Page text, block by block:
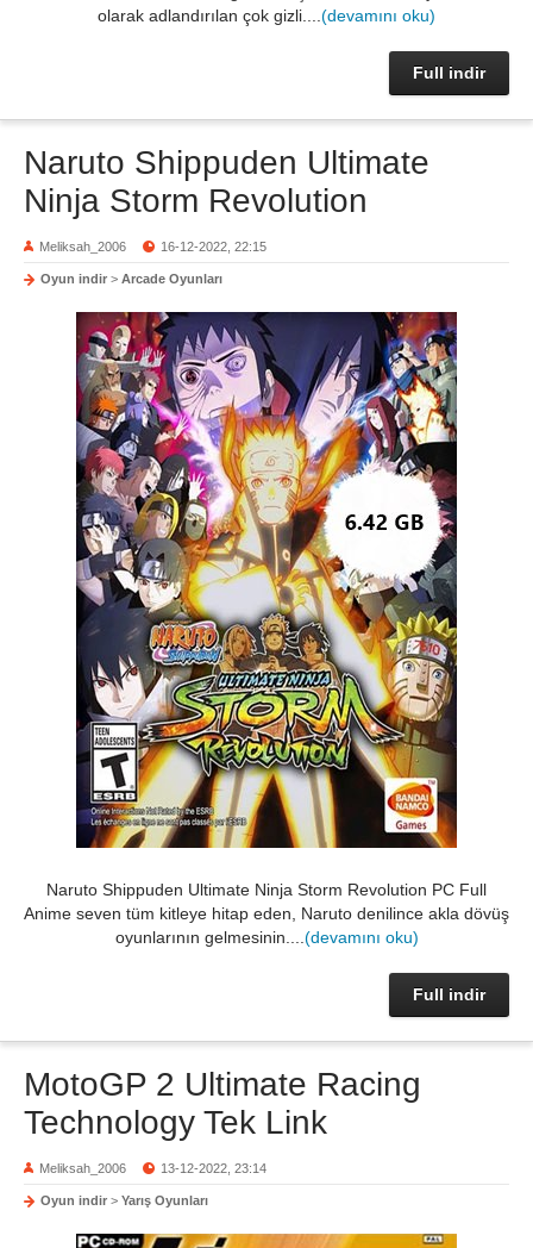
olarak adlandırılan çok gizli.... (devamını oku)
Full indir
Naruto Shippuden Ultimate
Ninja Storm Revolution
Meliksah_2006 16-12-2022, 22:15
Oyun indir > Arcade Oyunları
Naruto Shippuden Ultimate Ninja Storm Revolution PC Full
Anime seven tüm kitleye hitap eden, Naruto denilince akla dövüş
oyunlarının gelmesinin.... (devamını oku)
Full indir
MotoGP 2 Ultimate Racing
Technology Tek Link
Meliksah_2006 13-12-2022, 23:14
Oyun indir > Yarış Oyunları